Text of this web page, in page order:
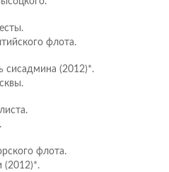
флота.
сисадмина (2012)*.
флота.
(2012)*.